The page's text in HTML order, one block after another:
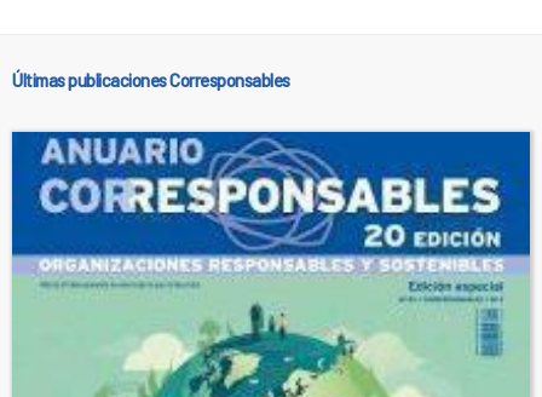
Últimas publicaciones Corresponsables